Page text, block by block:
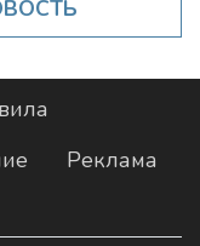
Реклама